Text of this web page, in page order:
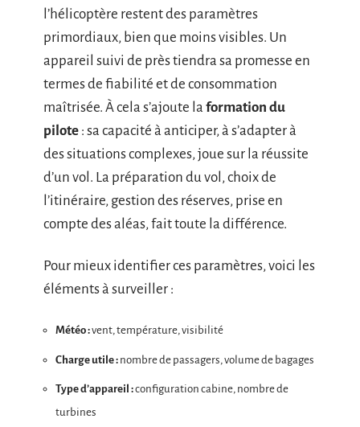
l’hélicoptère restent des paramètres
primordiaux, bien que moins visibles. Un
appareil suivi de près tiendra sa promesse en
termes de fiabilité et de consommation
maîtrisée. À cela s’ajoute la formation du
pilote : sa capacité à anticiper, à s’adapter à
des situations complexes, joue sur la réussite
d’un vol. La préparation du vol, choix de
l’itinéraire, gestion des réserves, prise en
compte des aléas, fait toute la différence.
Pour mieux identifier ces paramètres, voici les
éléments à surveiller :
Météo :vent, température, visibilité
Charge utile : nombre de passagers, volume de bagages
Type d’appareil :configuration cabine, nombre de
turbines